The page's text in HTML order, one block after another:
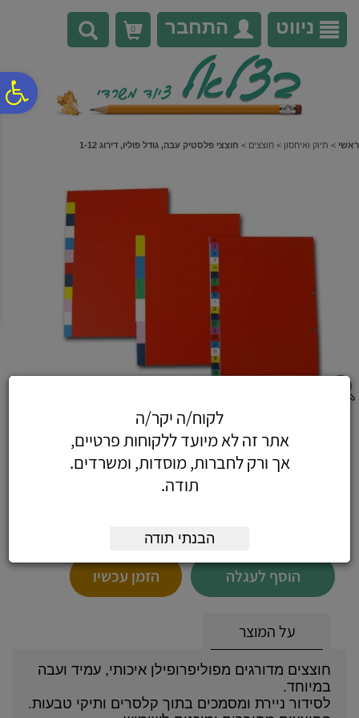
נגישות
אתר
המרכזי
ניווט התחבר 0
ראשי > תיוק ואיחסון > חוצצים > חוצצי פלסטיק עבה, גודל פוליו, דירוג 1-12
חוצצי פלסטיק עבה, גודל פוליו, דירוג 1-12
הוסף לעגלה הזמן עכשיו
על המוצר
חוצצים מדורגים מפוליפרופילן איכותי, עמיד ועבה
במיוחד.
לסידור ניירת ומסמכים בתוך קלסרים ותיקי טבעות.
לקוח/ה יקר/ה
אתר זה לא מיועד ללקוחות פרטיים,
אך ורק לחברות, מוסדות, ומשרדים.
תודה.
הבנתי תודה